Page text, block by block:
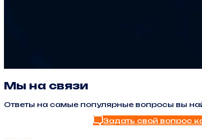
Мы на связи
Ответы на самые популярные вопросы вы
Задать свой вопрос